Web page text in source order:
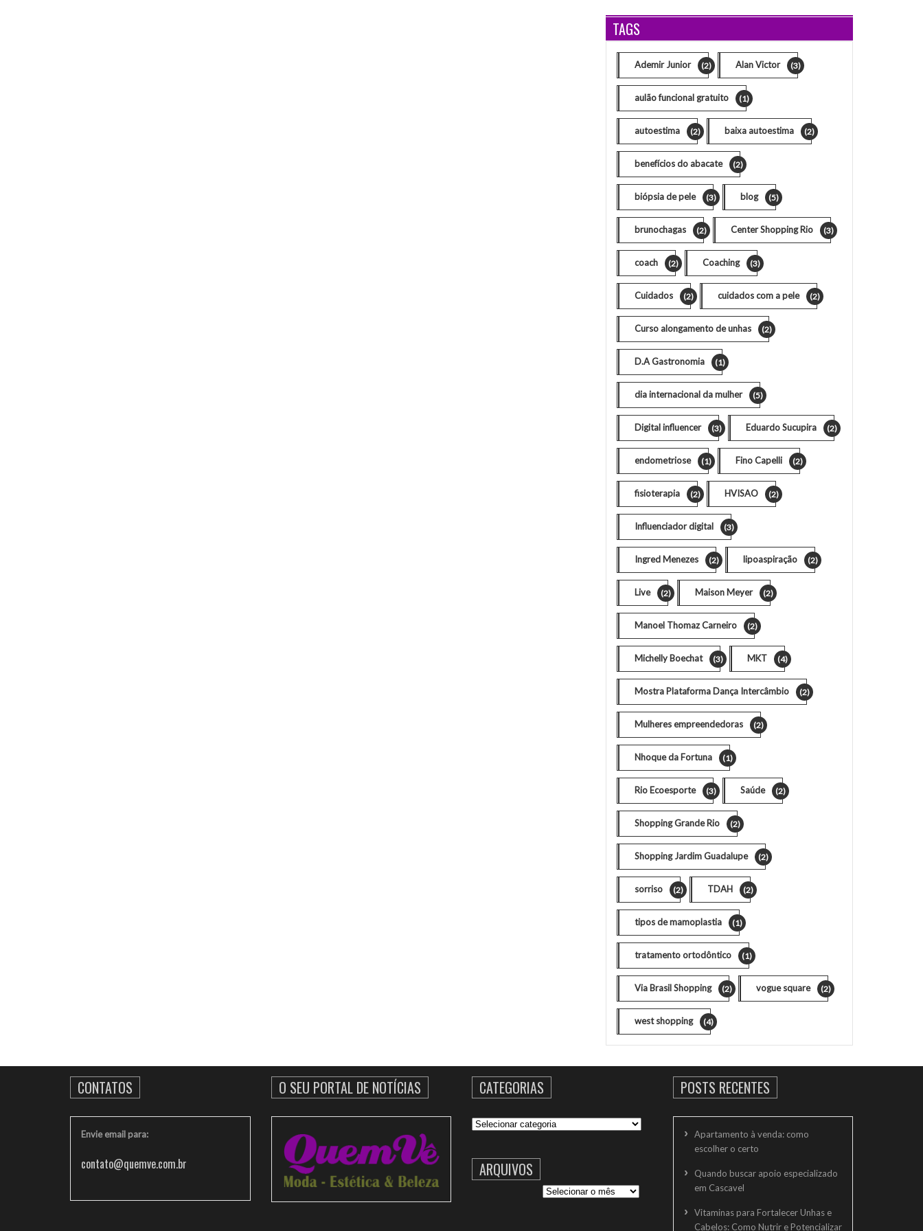
TAGS
Ademir Junior (2) Alan Victor (3)
aulão funcional gratuito (1)
autoestima (2) baixa autoestima (2)
benefícios do abacate (2)
biópsia de pele (3) blog (5)
brunochagas (2) Center Shopping Rio (3)
coach (2) Coaching (3)
Cuidados (2) cuidados com a pele (2)
Curso alongamento de unhas (2)
D.A Gastronomia (1)
dia internacional da mulher (5)
Digital influencer (3) Eduardo Sucupira (2)
endometriose (1) Fino Capelli (2)
fisioterapia (2) HVISAO (2)
Influenciador digital (3)
Ingred Menezes (2) lipoaspiração (2)
Live (2) Maison Meyer (2)
Manoel Thomaz Carneiro (2)
Michelly Boechat (3) MKT (4)
Mostra Plataforma Dança Intercâmbio (2)
Mulheres empreendedoras (2)
Nhoque da Fortuna (1)
Rio Ecoesporte (3) Saúde (2)
Shopping Grande Rio (2)
Shopping Jardim Guadalupe (2)
sorriso (2) TDAH (2)
tipos de mamoplastia (1)
tratamento ortodôntico (1)
Via Brasil Shopping (2) vogue square (2)
west shopping (4)
CONTATOS
Envie email para:
contato@quemve.com.br
O SEU PORTAL DE NOTÍCIAS CATEGORIAS
Categorias
ARQUIVOS
POSTS RECENTES
Apartamento à venda: como
escolher o certo
Quando buscar apoio especializado
em Cascavel
Vitaminas para Fortalecer Unhas e
Cabelos: Como Nutrir e Potencializar